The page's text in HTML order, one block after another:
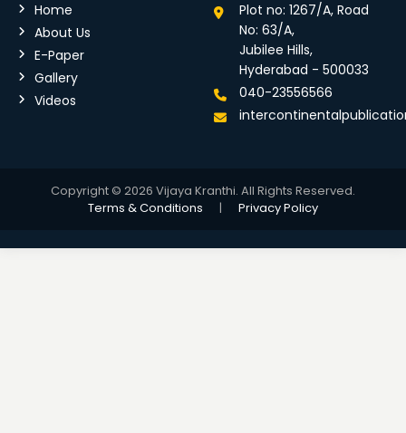
Home
About Us
E-Paper
Gallery
Videos
Plot no: 1267/A, Road
No: 63/A,
Jubilee Hills,
Hyderabad - 500033
040-23556566
Copyright © 2026 Vijaya Kranthi. All Rights Reserved.
Terms & Conditions
| Privacy Policy